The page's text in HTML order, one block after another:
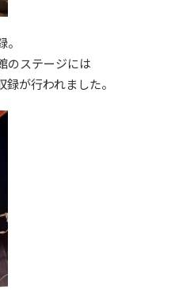
のステージには
が行われました。